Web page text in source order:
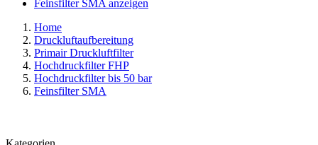
Feinsfilter SMA anzeigen
Home
Druckluftaufbereitung
Primair Druckluftfilter
Hochdruckfilter FHP
Hochdruckfilter bis 50 bar
Feinsfilter SMA